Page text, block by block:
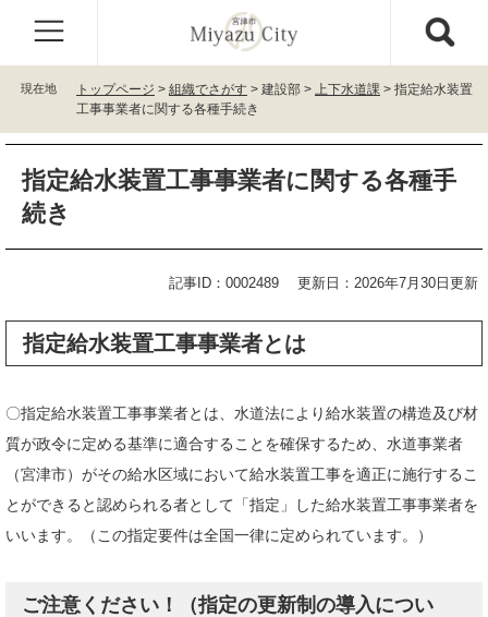
で
ば
現在地 トップページ > 組織でさがす > 建設部 > 上下水道課 > 指定給水装置
工事事業者に関する各種手続き
指定給水装置工事事業者に関する各種手
続き
記事ID：0002489 更新日：2026年7月30日更新
指定給水装置工事事業者とは
〇指定給水装置工事事業者とは、水道法により給水装置の構造及び材
質が政令に定める基準に適合することを確保するため、水道事業者
（宮津市）がその給水区域において給水装置工事を適正に施行するこ
とができると認められる者として「指定」した給水装置工事事業者を
いいます。（この指定要件は全国一律に定められています。）
ご注意ください！（指定の更新制の導入につい